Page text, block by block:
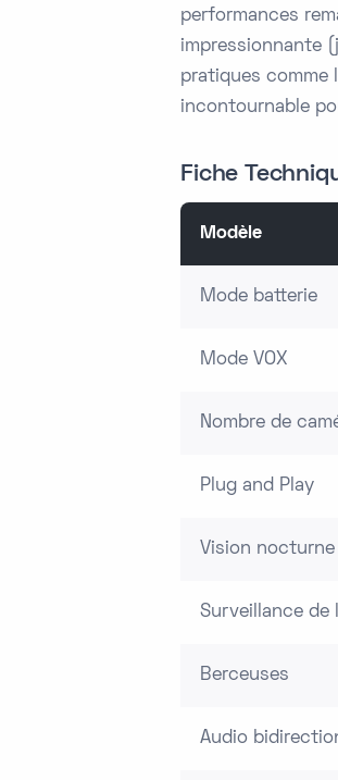
performances
impressionnante
pratiques comme
incontournable
Fiche
Modèle
Mode batterie
Mode VOX
Nombre de
Plug and Play
Vision nocturne
Surveillance de
Berceuses
Audio